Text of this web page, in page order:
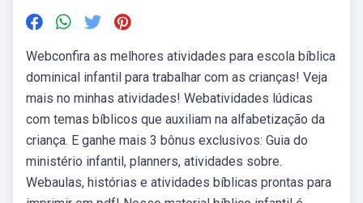
Webconfira as melhores atividades para escola bíblica
dominical infantil para trabalhar com as crianças! Veja
mais no minhas atividades! Webatividades lúdicas
com temas bíblicos que auxiliam na alfabetização da
criança. E ganhe mais 3 bônus exclusivos: Guia do
ministério infantil, planners, atividades sobre.
Webaulas, histórias e atividades bíblicas prontas para